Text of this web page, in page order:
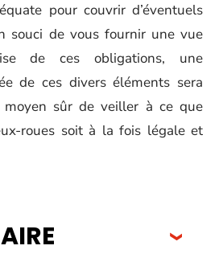
pour couvrir d’éventuels
souci de vous fournir une vue
de ces obligations, une
de ces divers éléments sera
moyen sûr de veiller à ce que
roues soit à la fois légale et